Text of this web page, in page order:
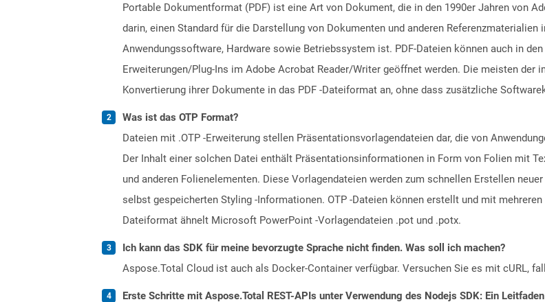
Portable Dokumentformat (PDF) ist eine Art von Dokument, die in den 1990er Jahren von
darin, einen Standard für die Darstellung von Dokumenten und anderen
Anwendungssoftware, Hardware sowie Betriebssystem ist. PDF-Dateien können auch in
Erweiterungen/Plug-Ins im Adobe Acrobat Reader/Writer geöffnet werden. Die meisten der
Konvertierung ihrer Dokumente in das PDF -Dateiformat an, ohne dass zusätzliche
Was ist das OTP Format?
Dateien mit .OTP -Erweiterung stellen Präsentationsvorlagendateien dar, die von
Der Inhalt einer solchen Datei enthält Präsentationsinformationen in Form von Folien mit
und anderen Folienelementen. Diese Vorlagendateien werden zum schnellen Erstellen
selbst gespeicherten Styling -Informationen. OTP -Dateien können erstellt und mit
Dateiformat ähnelt Microsoft PowerPoint -Vorlagendateien .pot und .potx.
Ich kann das SDK für meine bevorzugte Sprache nicht finden. Was soll ich machen?
Aspose.Total Cloud ist auch als Docker-Container verfügbar. Versuchen Sie es mit cURL,
Erste Schritte mit Aspose.Total REST-APIs unter Verwendung des Nodejs SDK: Ein